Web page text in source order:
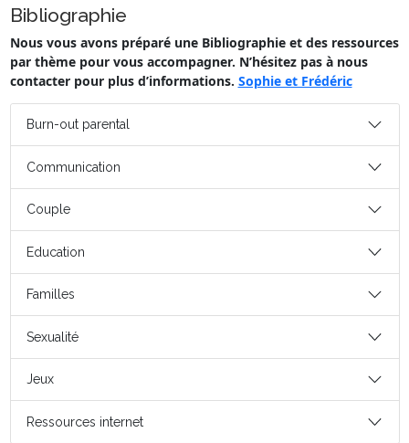
Bibliographie
Nous vous avons préparé une Bibliographie et des ressources
par thème pour vous accompagner. N’hésitez pas à nous
contacter pour plus d’informations. Sophie et Frédéric
Burn-out parental
Communication
Couple
Education
Familles
Sexualité
Jeux
Ressources internet